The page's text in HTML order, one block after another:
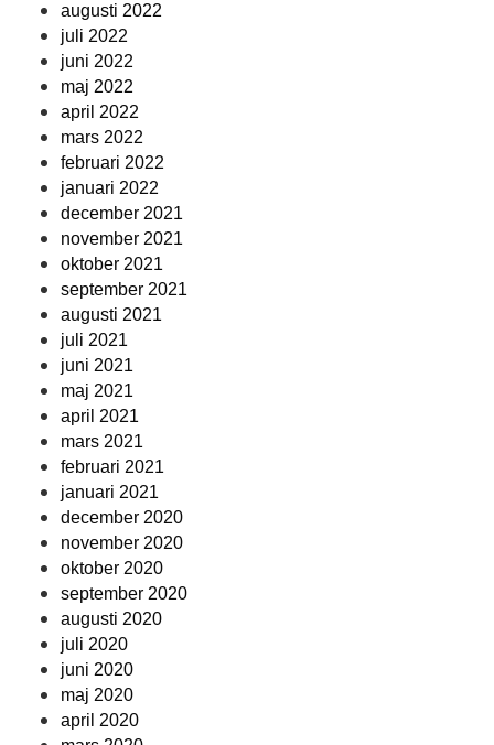
augusti 2022
juli 2022
juni 2022
maj 2022
april 2022
mars 2022
februari 2022
januari 2022
december 2021
november 2021
oktober 2021
september 2021
augusti 2021
juli 2021
juni 2021
maj 2021
april 2021
mars 2021
februari 2021
januari 2021
december 2020
november 2020
oktober 2020
september 2020
augusti 2020
juli 2020
juni 2020
maj 2020
april 2020